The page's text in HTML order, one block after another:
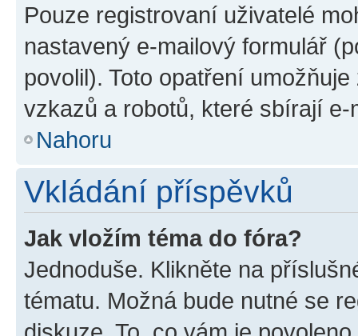
Pouze registrovaní uživatelé
nastavený e-mailový formulář
povolil). Toto opatření
vzkazů a robotů, které sbírají e-
Nahoru
Vkládání příspěvků
Jak vložím téma do fóra?
Jednoduše. Klikněte na
tématu. Možná bude nutné se